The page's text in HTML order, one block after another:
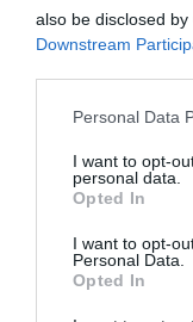
also be disclosed
Downstream
Personal Data
I want to opt-
personal data.
Opted In
I want to opt-
Personal Data.
Opted In
czyni wycieczkę
Wielkie skarby
Jednym z
czerwone, które
spacerów. Te
są bardzo
zachować
nie są to ludzie
naturalnego